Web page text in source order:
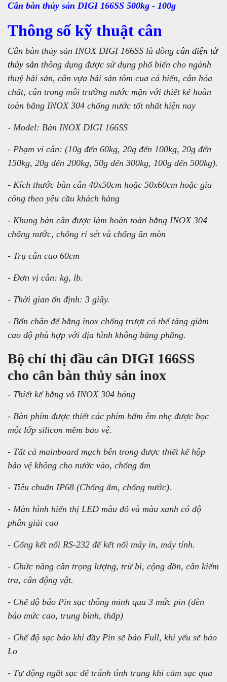
Cân bàn thủy sản DIGI 166SS 500kg - 100g
Thông số kỹ thuật cân
Cân bàn thủy sản INOX DIGI 166SS là dòng cân điện tử
thủy sản thông dụng được sử dụng phổ biến cho ngành
thuỷ hải sản, cân vựa hải sản tôm cua cá biển, cân hóa
chất, cân trong môi trường nước mặn với thiết kế hoàn
toàn bằng INOX 304 chống nước tốt nhất hiện nay
- Model: Bàn INOX DIGI 166SS
- Phạm vi cân: (10g đến 60kg, 20g đến 100kg, 20g đến
150kg, 20g đến 200kg, 50g đến 300kg, 100g đến 500kg).
- Kích thước bàn cân 40x50cm hoặc 50x60cm hoặc gia
công theo yêu cầu khách hàng
- Khung bàn cân được làm hoàn toàn bằng INOX 304
chống nước, chống rỉ sét và chống ăn mòn
- Trụ cân cao 60cm
- Đơn vị cân: kg, lb.
- Thời gian ổn định: 3 giây.
- Bốn chân đế bằng inox chống trượt có thể tăng giảm
cao độ phù hợp với địa hình không bằng phẳng.
Bộ chỉ thị đầu cân DIGI 166SS
cho cân bàn thủy sản inox
- Thiết kế bằng vỏ INOX 304 bóng
- Bàn phím được thiết các phím bấm êm nhẹ được bọc
một lớp silicon mềm bảo vệ.
- Tất cả mainboard mạch bên trong được thiết kế hộp
bảo vệ không cho nước vào, chống ẩm
- Tiêu chuẩn IP68 (Chống ẩm, chống nước).
- Màn hình hiển thị LED màu đỏ và màu xanh có độ
phân giải cao
- Cổng kết nối RS-232 để kết nối máy in, máy tính.
- Chức năng cân trọng lượng, trừ bì, cộng dồn, cân kiểm
tra, cân động vật.
- Chế độ báo Pin sạc thông minh qua 3 mức pin (đèn
báo mức cao, trung bình, thấp)
- Chế độ sạc báo khi đầy Pin sẽ báo Full, khi yếu sẽ báo
Lo
- Tự động ngắt sạc để tránh tình trạng khi cắm sạc qua